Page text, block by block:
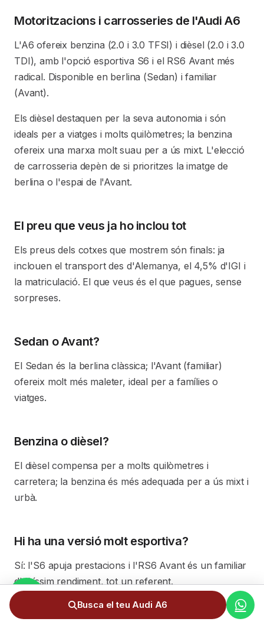
Motoritzacions i carrosseries de l'Audi A6
L'A6 ofereix benzina (2.0 i 3.0 TFSI) i dièsel (2.0 i 3.0
TDI), amb l'opció esportiva S6 i el RS6 Avant més
radical. Disponible en berlina (Sedan) i familiar
(Avant).
Els dièsel destaquen per la seva autonomia i són
ideals per a viatges i molts quilòmetres; la benzina
ofereix una marxa molt suau per a ús mixt. L'elecció
de carrosseria depèn de si prioritzes la imatge de
berlina o l'espai de l'Avant.
El preu que veus ja ho inclou tot
Els preus dels cotxes que mostrem són finals: ja
inclouen el transport des d'Alemanya, el 4,5% d'IGI i
la matriculació. El que veus és el que pagues, sense
sorpreses.
Sedan o Avant?
El Sedan és la berlina clàssica; l'Avant (familiar)
ofereix molt més maleter, ideal per a famílies o
viatges.
Benzina o dièsel?
El dièsel compensa per a molts quilòmetres i
carretera; la benzina és més adequada per a ús mixt i
urbà.
Hi ha una versió molt esportiva?
Sí: l'S6 apuja prestacions i l'RS6 Avant és un familiar
d'altíssim rendiment, tot un referent.
Busca el teu Audi A6